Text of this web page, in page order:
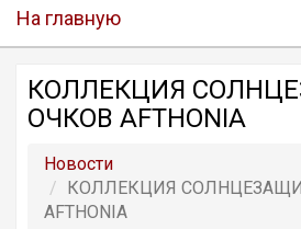
На главную
КОЛЛЕКЦИЯ
ОЧКОВ AFTHONIA
Новости
КОЛЛЕКЦИЯ
AFTHONIA